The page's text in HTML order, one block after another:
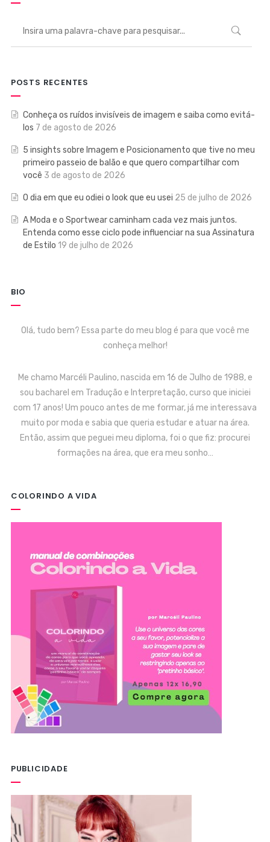
POSTS RECENTES
Conheça os ruídos invisíveis de imagem e saiba como evitá-
los 7 de agosto de 2026
5 insights sobre Imagem e Posicionamento que tive no meu
primeiro passeio de balão e que quero compartilhar com
você 3 de agosto de 2026
O dia em que eu odiei o look que eu usei 25 de julho de 2026
A Moda e o Sportwear caminham cada vez mais juntos.
Entenda como esse ciclo pode influenciar na sua Assinatura
de Estilo 19 de julho de 2026
BIO
Olá, tudo bem? Essa parte do meu blog é para que você me
conheça melhor!
Me chamo Marcéli Paulino, nascida em 16 de Julho de 1988, e
sou bacharel em Tradução e Interpretação, curso que iniciei
com 17 anos! Um pouco antes de me formar, já me interessava
muito por moda e sabia que queria estudar e atuar na área.
Então, assim que peguei meu diploma, foi o que fiz: procurei
formações na área, que era meu sonho…
COLORINDO A VIDA
PUBLICIDADE